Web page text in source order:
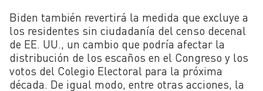
Biden también revertirá la medida que excluye a
los residentes sin ciudadanía del censo decenal
de EE. UU., un cambio que podría afectar la
distribución de los escaños en el Congreso y los
votos del Colegio Electoral para la próxima
década. De igual modo, entre otras acciones, la